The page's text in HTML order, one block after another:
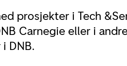
prosjekter i Tech
Carnegie eller i
DNB.